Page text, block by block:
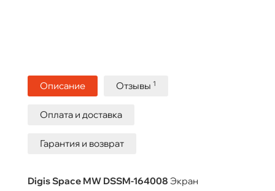
Описание Отзывы 1
Оплата и доставка
Гарантия и возврат
Digis Space MW DSSM-164008 Экран